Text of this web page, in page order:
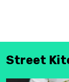
Street